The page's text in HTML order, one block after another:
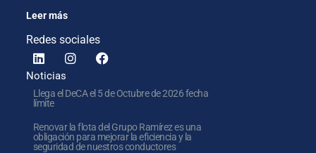
Leer más
Redes sociales
Noticias
Llega el DeCA el 5 de Octubre de 2026 fecha
límite
Renovar la flota del Grupo Ramírez es una
obligación para mejorar la eficiencia y la
seguridad de nuestros conductores